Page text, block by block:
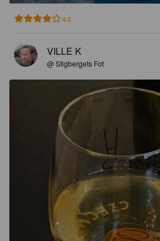
4.0
VILLE K
@ Stigbergets Fot